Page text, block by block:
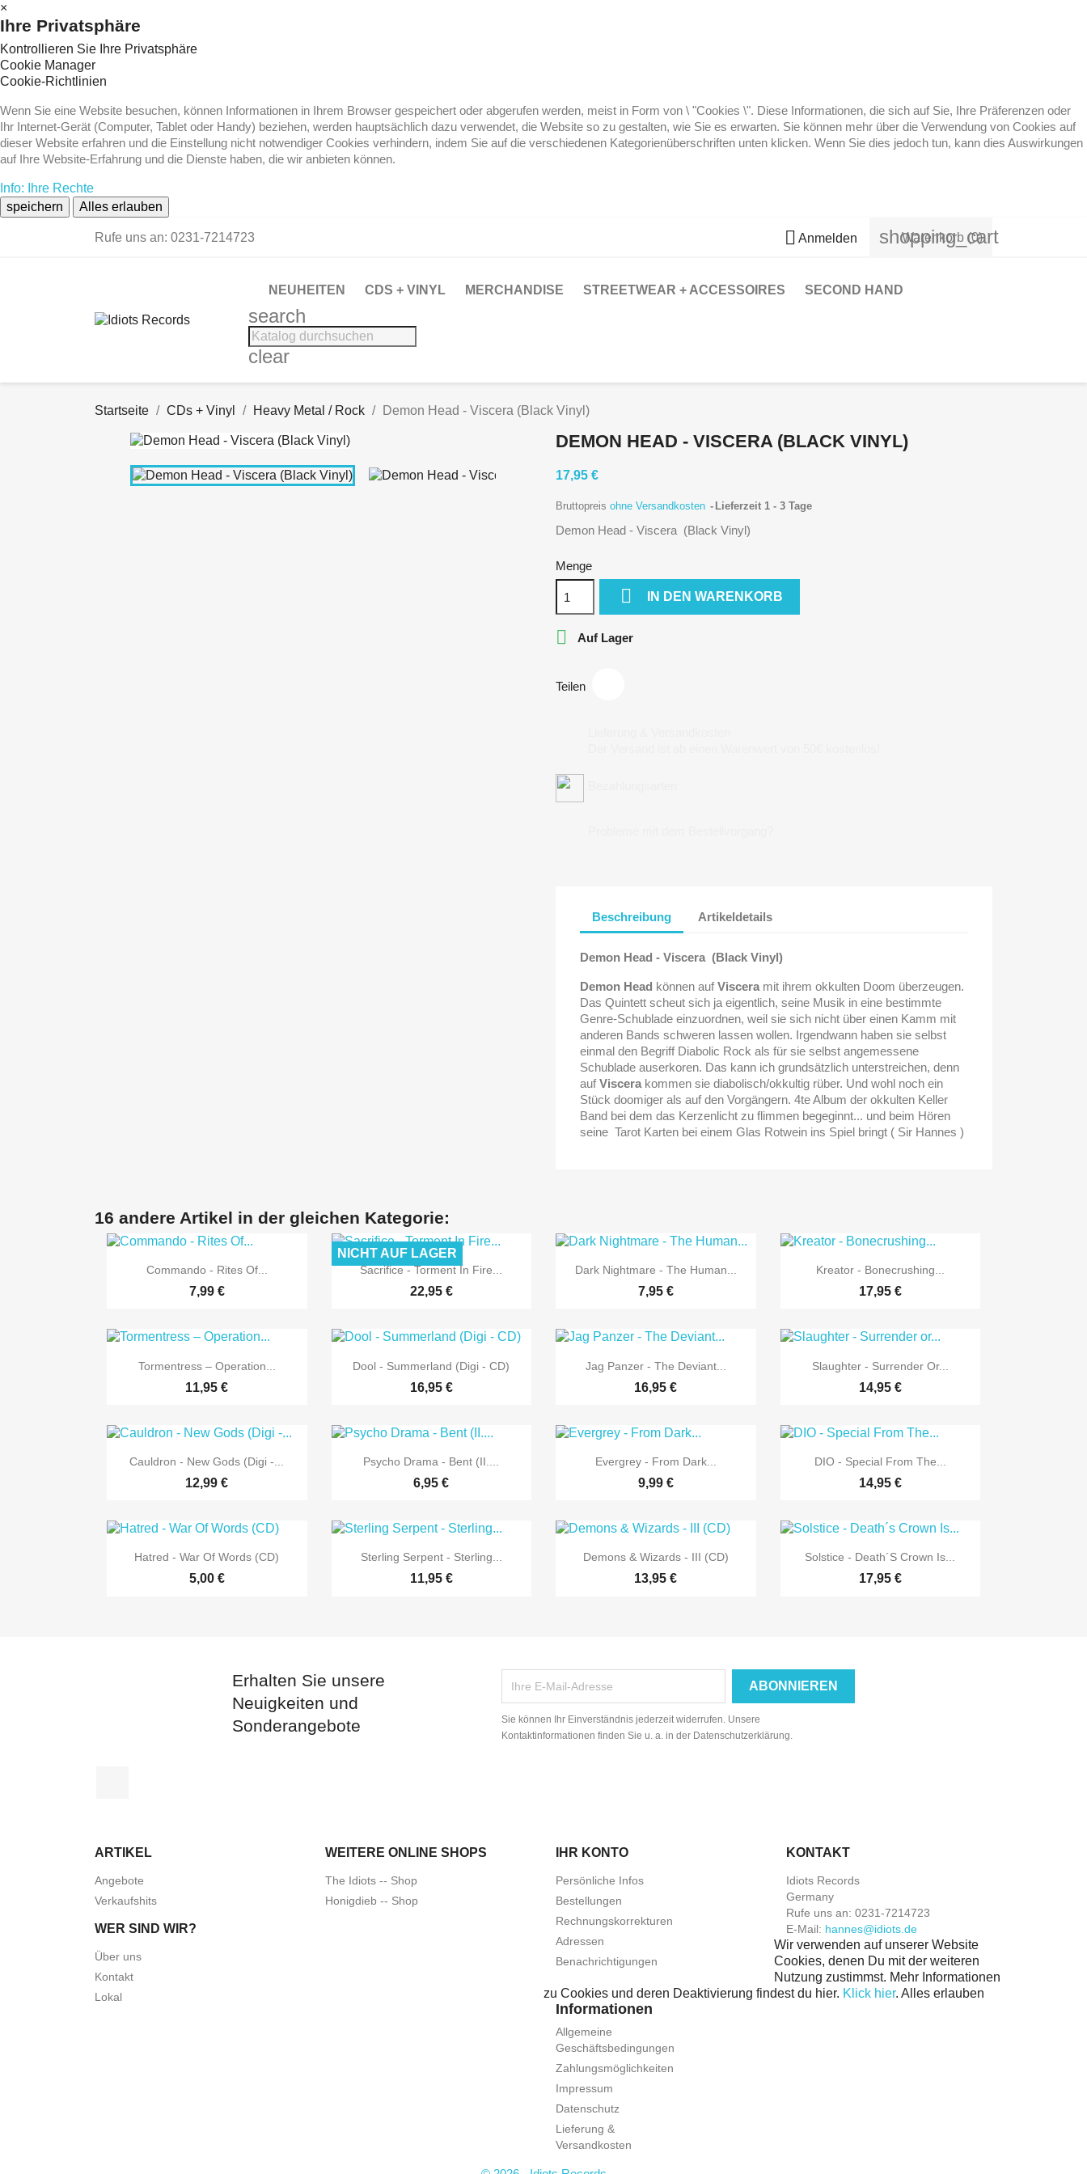
×
Ihre Privatsphäre
Kontrollieren Sie Ihre Privatsphäre
Cookie Manager
Cookie-Richtlinien
Wenn Sie eine Website besuchen, können Informationen in Ihrem Browser gespeichert oder abgerufen werden, meist in Form von \ "Cookies \". Diese Informationen, die sich auf Sie, Ihre Präferenzen oder
Ihr Internet-Gerät (Computer, Tablet oder Handy) beziehen, werden hauptsächlich dazu verwendet, die Website so zu gestalten, wie Sie es erwarten. Sie können mehr über die Verwendung von Cookies auf
dieser Website erfahren und die Einstellung nicht notwendiger Cookies verhindern, indem Sie auf die verschiedenen Kategorienüberschriften unten klicken. Wenn Sie dies jedoch tun, kann dies Auswirkungen
auf Ihre Website-Erfahrung und die Dienste haben, die wir anbieten können.
Info: Ihre Rechte
speichern
Alles erlauben
Rufe uns an: 0231-7214723  Anmelden shopping_cart
Warenkorb (0)
NEUHEITEN CDS + VINYL MERCHANDISE STREETWEAR + ACCESSOIRES SECOND HAND
search
clear
Startseite CDs + Vinyl Heavy Metal / Rock Demon Head - Viscera (Black Vinyl)
DEMON HEAD - VISCERA (BLACK VINYL)
17,95 €
Bruttopreis ohne Versandkosten Lieferzeit 1 - 3 Tage
Demon Head - Viscera (Black Vinyl)
Menge
 IN DEN WARENKORB
 Auf Lager
Teilen
Beschreibung Artikeldetails
Demon Head - Viscera (Black Vinyl)
Demon Head können aufViscera mit ihrem okkulten Doom überzeugen.
Das Quintett scheut sich ja eigentlich, seine Musik in eine bestimmte
Genre-Schublade einzuordnen, weil sie sich nicht über einen Kamm mit
anderen Bands schweren lassen wollen. Irgendwann haben sie selbst
einmal den Begriff Diabolic Rock als für sie selbst angemessene
Schublade auserkoren. Das kann ich grundsätzlich unterstreichen, denn
aufViscera kommen sie diabolisch/okkultig rüber. Und wohl noch ein
Stück doomiger als auf den Vorgängern. 4te Album der okkulten Keller
Band bei dem das Kerzenlicht zu flimmen begeginnt... und beim Hören
seine Tarot Karten bei einem Glas Rotwein ins Spiel bringt ( Sir Hannes )
16 andere Artikel in der gleichen Kategorie:
 Vorschau
Commando - Rites Of...
7,99 €
 Vorschau
Sacrifice - Torment In Fire...
22,95 €
NICHT AUF LAGER
 Vorschau
Dark Nightmare - The Human...
7,95 €
 Vorschau
Kreator - Bonecrushing...
17,95 €
 Vorschau
Tormentress – Operation...
11,95 €
 Vorschau
Dool - Summerland (Digi - CD)
16,95 €
 Vorschau
Jag Panzer - The Deviant...
16,95 €
 Vorschau
Slaughter - Surrender Or...
14,95 €
 Vorschau
Cauldron - New Gods (Digi -...
12,99 €
 Vorschau
Psycho Drama - Bent (II....
6,95 €
 Vorschau
Evergrey - From Dark...
9,99 €
 Vorschau
DIO - Special From The...
14,95 €
 Vorschau
Hatred - War Of Words (CD)
5,00 €
 Vorschau
Sterling Serpent - Sterling...
11,95 €
 Vorschau
Demons & Wizards - III (CD)
13,95 €
 Vorschau
Solstice - Death´s Crown Is...
17,95 €
Erhalten Sie unsere
Neuigkeiten und
Sonderangebote
Sie können Ihr Einverständnis jederzeit widerrufen. Unsere
Kontaktinformationen finden Sie u. a. in der Datenschutzerklärung.
ARTIKEL
Angebote
Verkaufshits
WEITERE ONLINE SHOPS
The Idiots -- Shop
Honigdieb -- Shop
WER SIND WIR?
Über uns
Kontakt
Lokal
IHR KONTO
Persönliche Infos
Bestellungen
Rechnungskorrekturen
Adressen
Benachrichtigungen
KONTAKT
Idiots Records
Germany
Rufe uns an: 0231-7214723
E-Mail: hannes@idiots.de
Wir verwenden auf unserer Website
Cookies, denen Du mit der weiteren
Nutzung zustimmst. Mehr Informationen
zu Cookies und deren Deaktivierung findest du hier. Klick hier. Alles erlauben
Informationen
Allgemeine
Geschäftsbedingungen
Zahlungsmöglichkeiten
Impressum
Datenschutz
Lieferung &
Versandkosten